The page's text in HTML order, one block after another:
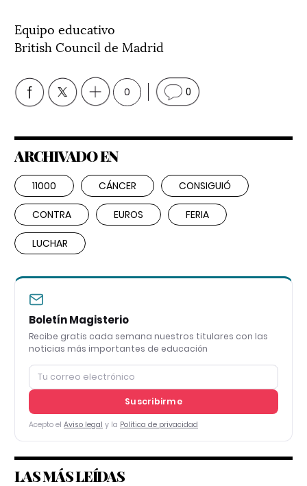
Equipo educativo
British Council de Madrid
0 0
ARCHIVADO EN
11000 CÁNCER CONSIGUIÓ
CONTRA EUROS FERIA
LUCHAR
Boletín Magisterio
Recibe gratis cada semana nuestros titulares con las
noticias más importantes de educación
Suscribirme
Acepto el Aviso legal y la Política de privacidad
LAS MÁS LEÍDAS